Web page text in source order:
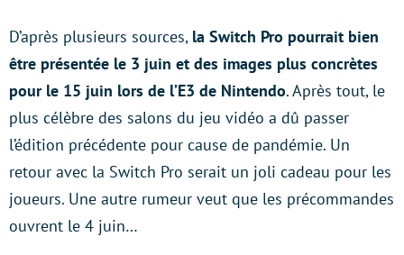
D’après plusieurs sources, la Switch Pro pourrait bien
être présentée le 3 juin et des images plus concrètes
pour le 15 juin lors de l’E3 de Nintendo. Après tout, le
plus célèbre des salons du jeu vidéo a dû passer
l’édition précédente pour cause de pandémie. Un
retour avec la Switch Pro serait un joli cadeau pour les
joueurs. Une autre rumeur veut que les précommandes
ouvrent le 4 juin…